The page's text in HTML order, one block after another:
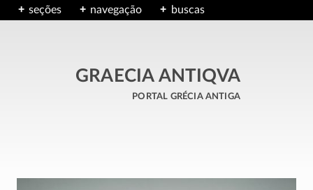
seções navegação buscas
GRAECIA ANTIQVA
portal grécia antiga